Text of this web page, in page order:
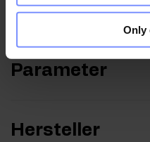
Only
Parameter
Hersteller